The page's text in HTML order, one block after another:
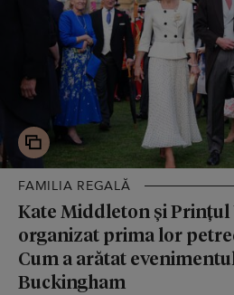
FAMILIA REGALĂ
Kate Middleton și Prințul
organizat prima lor
Cum a arătat
Buckingham